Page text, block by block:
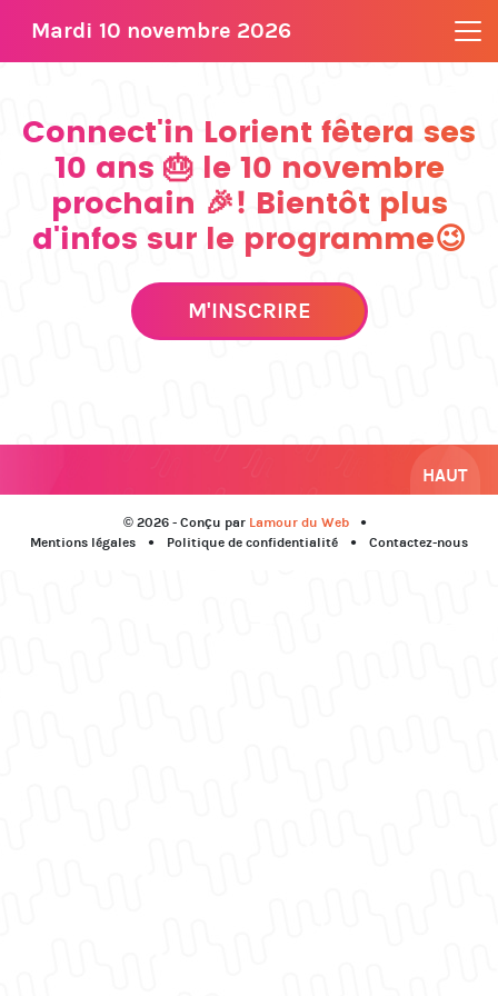
Mardi 10 novembre 2026
Connect'in Lorient fêtera ses
10 ans 🎂 le 10 novembre
prochain 🎉! Bientôt plus
d'infos sur le programme😉
M'INSCRIRE
HAUT
© 2026 - Conçu par Lamour du Web
Mentions légales
Politique de confidentialité Contactez-nous